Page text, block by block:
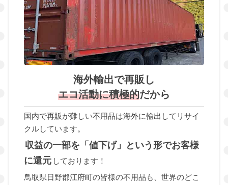
海外輸出で再販し
エコ活動に積極的だから
国内で再販が難しい不用品は海外に輸出してリサイ
クルしています。
収益の一部を「値下げ」という形でお客様
に還元 しております！
鳥取県日野郡江府町の皆様の不用品も、世界のどこ